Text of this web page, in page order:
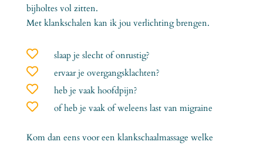
bijholtes vol zitten.
Met klankschalen kan ik jou verlichting brengen.
 slaap je slecht of onrustig?
 ervaar je overgangsklachten?
 heb je vaak hoofdpijn?
 of heb je vaak of weleens last van migraine
Kom dan eens voor een klankschaalmassage welke